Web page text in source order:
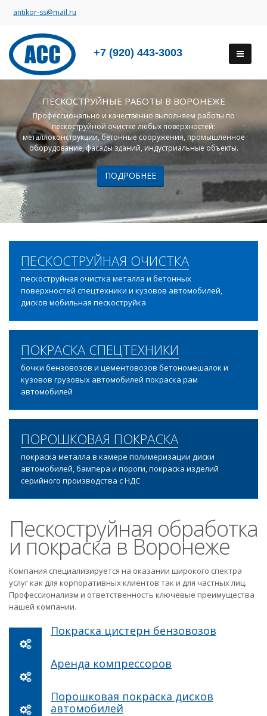
antikor-ss@mail.ru
+7 (920) 443-3003
ПЕСКОСТРУЙНЫЕ РАБОТЫ В ВОРОНЕЖЕ
Профессионально и качественно выполняем работы по
пескоструйной очистке любых поверхностей:
металлоконструкции, бетонные сооружения, промышленное
оборудование, фасады зданий, индустриальные объекты.
ПОДРОБНЕЕ
ПЕСКОСТРУЙНАЯ ОЧИСТКА
пескоструйная очистка металла и бетонных
поверхностей спецтехники и кузовов автомобилей,
дисков мобильная пескоструйка
ПОКРАСКА СПЕЦТЕХНИКИ
бочки бензовозов и цементовозов бетономешалок и
кузовов грузовых автомобилей покраска рам
автомобилей
ПОРОШКОВАЯ ПОКРАСКА
покраска металла в камере полимеризации диски
автомобилей, бампера и пороги, покраска изделий
серийного производства с НДС
Пескоструйная обработка
и покраска в Воронеже
Компания специализируется на оказании широкого спектра
услуг как для корпоративных клиентов так и для частных лиц.
Профессионализм и ответственность ключевые преимущества
нашей компании.
Покраска цистерн бензовозов
Аренда компрессоров
Порошковая покраска дисков
автомобилей